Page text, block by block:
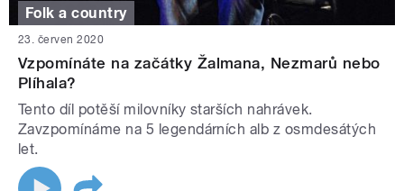
Folk a country
23. červen 2020
Vzpomínáte na začátky Žalmana, Nezmarů nebo
Plíhala?
Tento díl potěší milovníky starších nahrávek.
Zavzpomínáme na 5 legendárních alb z osmdesátých
let.